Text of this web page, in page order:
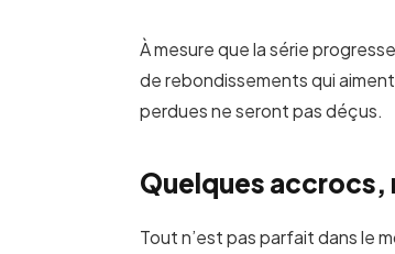
À mesure que la série
de rebondissements qui
perdues ne seront pas déçus.
Quelques accrocs,
Tout n’est pas parfait dans le